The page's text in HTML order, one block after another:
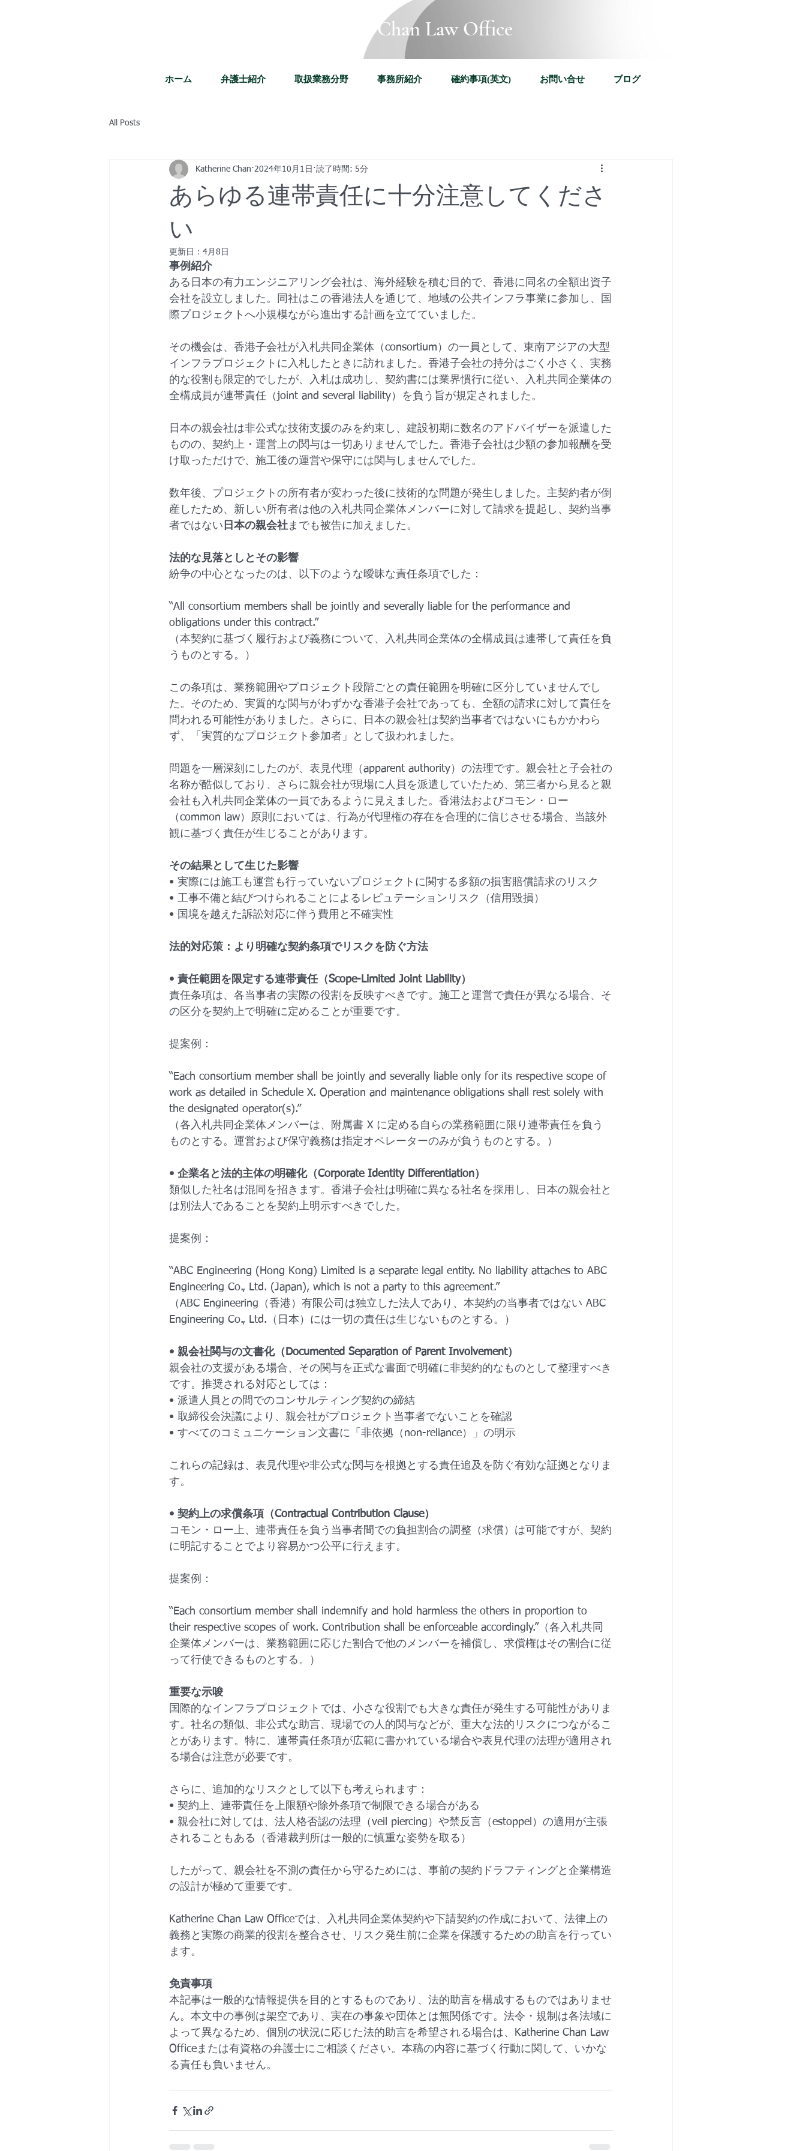
Katherine Chan Law Office
ホーム 弁護士紹介 取扱業務分野 事務所紹介 確約事項(英文) お問い合せ ブログ
All Posts
あらゆる連帯責任に十分注意してくださ
い
Katherine Chan 2024年10月1日 読了時間: 5分
更新日： 4月8日
事例紹介
ある日本の有力エンジニアリング会社は、海外経験を積む目的で、香港に同名の全額出資子
会社を設立しました。同社はこの香港法人を通じて、地域の公共インフラ事業に参加し、国
際プロジェクトへ小規模ながら進出する計画を立てていました。
その機会は、香港子会社が入札共同企業体（consortium）の一員として、東南アジアの大型
インフラプロジェクトに入札したときに訪れました。香港子会社の持分はごく小さく、実務
的な役割も限定的でしたが、入札は成功し、契約書には業界慣行に従い、入札共同企業体の
全構成員が連帯責任（joint and several liability）を負う旨が規定されました。
日本の親会社は非公式な技術支援のみを約束し、建設初期に数名のアドバイザーを派遣した
ものの、契約上・運営上の関与は一切ありませんでした。香港子会社は少額の参加報酬を受
け取っただけで、施工後の運営や保守には関与しませんでした。
数年後、プロジェクトの所有者が変わった後に技術的な問題が発生しました。主契約者が倒
産したため、新しい所有者は他の入札共同企業体メンバーに対して請求を提起し、契約当事
者ではない 日本の親会社までも被告に加えました。
法的な見落としとその影響
紛争の中心となったのは、以下のような曖昧な責任条項でした：
“All consortium members shall be jointly and severally liable for the performance and
obligations under this contract.”
（本契約に基づく履行および義務について、入札共同企業体の全構成員は連帯して責任を負
うものとする。）
この条項は、業務範囲やプロジェクト段階ごとの責任範囲を明確に区分していませんでし
た。そのため、実質的な関与がわずかな香港子会社であっても、全額の請求に対して責任を
問われる可能性がありました。さらに、日本の親会社は契約当事者ではないにもかかわら
ず、「実質的なプロジェクト参加者」として扱われました。
問題を一層深刻にしたのが、表見代理（apparent authority）の法理です。親会社と子会社の
名称が酷似しており、さらに親会社が現場に人員を派遣していたため、第三者から見ると親
会社も入札共同企業体の一員であるように見えました。香港法およびコモン・ロー
（common law）原則においては、行為が代理権の存在を合理的に信じさせる場合、当該外
観に基づく責任が生じることがあります。
その結果として生じた影響
• 実際には施工も運営も行っていないプロジェクトに関する多額の損害賠償請求のリスク
• 工事不備と結びつけられることによるレピュテーションリスク（信用毀損）
• 国境を越えた訴訟対応に伴う費用と不確実性
法的対応策：より明確な契約条項でリスクを防ぐ方法
• 責任範囲を限定する連帯責任（Scope-Limited Joint Liability）
責任条項は、各当事者の実際の役割を反映すべきです。施工と運営で責任が異なる場合、そ
の区分を契約上で明確に定めることが重要です。
提案例：
“Each consortium member shall be jointly and severally liable only for its respective scope of
work as detailed in Schedule X. Operation and maintenance obligations shall rest solely with
the designated operator(s).”
（各入札共同企業体メンバーは、附属書 X に定める自らの業務範囲に限り連帯責任を負う
ものとする。運営および保守義務は指定オペレーターのみが負うものとする。）
• 企業名と法的主体の明確化（Corporate Identity Differentiation）
類似した社名は混同を招きます。香港子会社は明確に異なる社名を採用し、日本の親会社と
は別法人であることを契約上明示すべきでした。
提案例：
“ABC Engineering (Hong Kong) Limited is a separate legal entity. No liability attaches to ABC
Engineering Co., Ltd. (Japan), which is not a party to this agreement.”
（ABC Engineering（香港）有限公司は独立した法人であり、本契約の当事者ではない ABC
Engineering Co., Ltd.（日本）には一切の責任は生じないものとする。）
• 親会社関与の文書化（Documented Separation of Parent Involvement）
親会社の支援がある場合、その関与を正式な書面で明確に非契約的なものとして整理すべき
です。推奨される対応としては：
• 派遣人員との間でのコンサルティング契約の締結
• 取締役会決議により、親会社がプロジェクト当事者でないことを確認
• すべてのコミュニケーション文書に「非依拠（non-reliance）」の明示
これらの記録は、表見代理や非公式な関与を根拠とする責任追及を防ぐ有効な証拠となりま
す。
• 契約上の求償条項（Contractual Contribution Clause）
コモン・ロー上、連帯責任を負う当事者間での負担割合の調整（求償）は可能ですが、契約
に明記することでより容易かつ公平に行えます。
提案例：
“Each consortium member shall indemnify and hold harmless the others in proportion to
their respective scopes of work. Contribution shall be enforceable accordingly.”（各入札共同
企業体メンバーは、業務範囲に応じた割合で他のメンバーを補償し、求償権はその割合に従
って行使できるものとする。）
重要な示唆
国際的なインフラプロジェクトでは、小さな役割でも大きな責任が発生する可能性がありま
す。社名の類似、非公式な助言、現場での人的関与などが、重大な法的リスクにつながるこ
とがあります。特に、連帯責任条項が広範に書かれている場合や表見代理の法理が適用され
る場合は注意が必要です。
さらに、追加的なリスクとして以下も考えられます：
• 契約上、連帯責任を上限額や除外条項で制限できる場合がある
• 親会社に対しては、法人格否認の法理（veil piercing）や禁反言（estoppel）の適用が主張
されることもある（香港裁判所は一般的に慎重な姿勢を取る）
したがって、親会社を不測の責任から守るためには、事前の契約ドラフティングと企業構造
の設計が極めて重要です。
Katherine Chan Law Officeでは、入札共同企業体契約や下請契約の作成において、法律上の
義務と実際の商業的役割を整合させ、リスク発生前に企業を保護するための助言を行ってい
ます。
免責事項
本記事は一般的な情報提供を目的とするものであり、法的助言を構成するものではありませ
ん。本文中の事例は架空であり、実在の事象や団体とは無関係です。法令・規制は各法域に
よって異なるため、個別の状況に応じた法的助言を希望される場合は、Katherine Chan Law
Officeまたは有資格の弁護士にご相談ください。本稿の内容に基づく行動に関して、いかな
る責任も負いません。